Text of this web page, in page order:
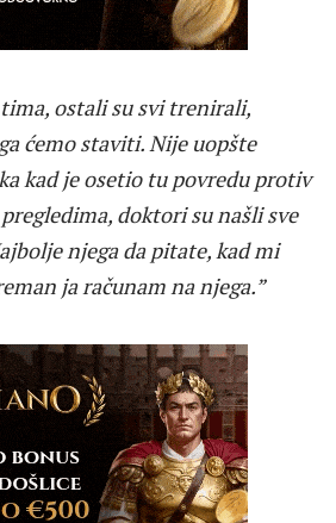
ostali su svi trenirali,
ćemo staviti. Nije uopšte
kad je osetio tu povredu protiv
doktori su našli sve
njega da pitate, kad mi
ja računam na njega.”